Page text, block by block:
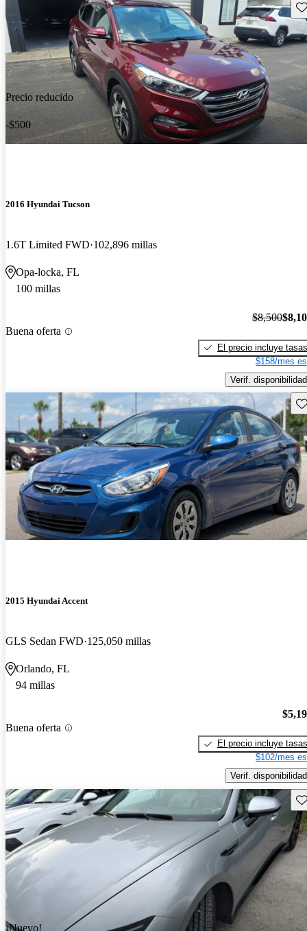
Precio reducido
-$500
2016 Hyundai Tucson
1.6T Limited FWD 102,896 millas
Opa-locka, FL
100 millas
Buena oferta
$8,500
El precio incluye tasas
$158/mes
Verif. disponibilidad
2015 Hyundai Accent
GLS Sedan FWD 125,050 millas
Orlando, FL
94 millas
Buena oferta
El precio incluye tasas
$102/mes
Verif. disponibilidad
¡Nuevo!